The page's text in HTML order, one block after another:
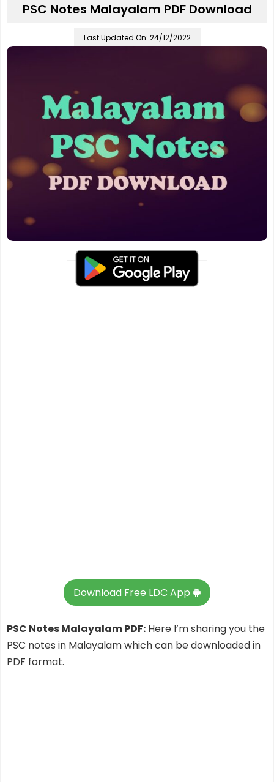
PSC Notes Malayalam PDF Download
Last Updated On: 24/12/2022
Download Free LDC App
PSC Notes Malayalam PDF: Here I’m sharing you the
PSC notes in Malayalam which can be downloaded in
PDF format.